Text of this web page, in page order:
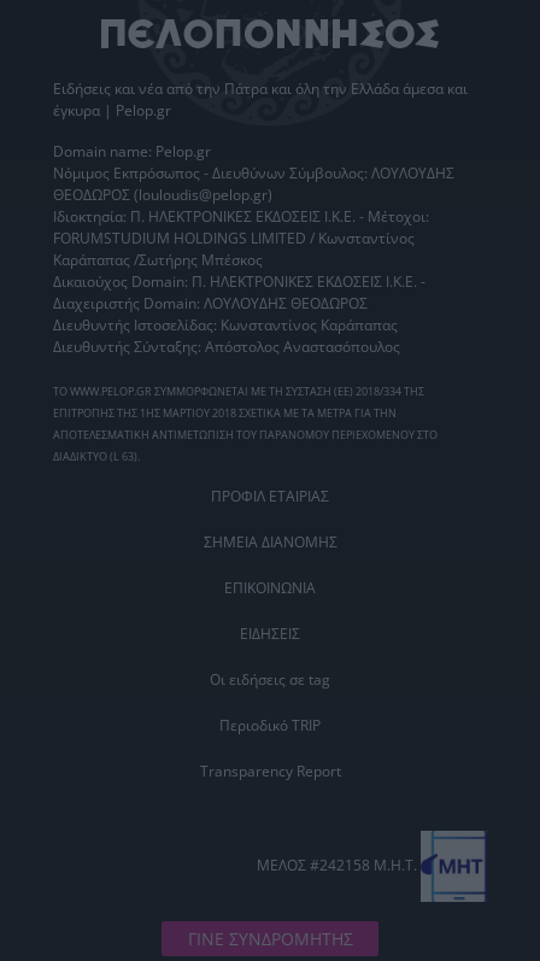
Ειδήσεις και νέα από την Πάτρα και όλη την Ελλάδα άμεσα και
έγκυρα | Pelop.gr
Domain name: Pelop.gr
Νόμιμος Εκπρόσωπος - Διευθύνων Σύμβουλος: ΛΟΥΛΟΥΔΗΣ
ΘΕΟΔΩΡΟΣ (louloudis@pelop.gr)
Ιδιοκτησία: Π. ΗΛΕΚΤΡΟΝΙΚΕΣ ΕΚΔΟΣΕΙΣ Ι.Κ.Ε. - Μέτοχοι:
FORUMSTUDIUM HOLDINGS LIMITED / Κωνσταντίνος
Καράπαπας /Σωτήρης Μπέσκος
Δικαιούχος Domain: Π. ΗΛΕΚΤΡΟΝΙΚΕΣ ΕΚΔΟΣΕΙΣ Ι.Κ.Ε. -
Διαχειριστής Domain: ΛΟΥΛΟΥΔΗΣ ΘΕΟΔΩΡΟΣ
Διευθυντής Ιστοσελίδας: Κωνσταντίνος Καράπαπας
Διευθυντής Σύνταξης: Απόστολος Αναστασόπουλος
ΤΟ WWW.PELOP.GR ΣΥΜΜΟΡΦΩΝΕΤΑΙ ΜΕ ΤΗ ΣΥΣΤΑΣΗ (ΕΕ) 2018/334 ΤΗΣ
ΕΠΙΤΡΟΠΗΣ ΤΗΣ 1ΗΣ ΜΑΡΤΙΟΥ 2018 ΣΧΕΤΙΚΑ ΜΕ ΤΑ ΜΕΤΡΑ ΓΙΑ ΤΗΝ
ΑΠΟΤΕΛΕΣΜΑΤΙΚΗ ΑΝΤΙΜΕΤΩΠΙΣΗ ΤΟΥ ΠΑΡΑΝΟΜΟΥ ΠΕΡΙΕΧΟΜΕΝΟΥ ΣΤΟ
ΔΙΑΔΙΚΤΥΟ (L 63).
ΠΡΟΦΙΛ ΕΤΑΙΡΙΑΣ
ΣΗΜΕΙΑ ΔΙΑΝΟΜΗΣ
ΕΠΙΚΟΙΝΩΝΙΑ
ΕΙΔΗΣΕΙΣ
Οι ειδήσεις σε tag
Περιοδικό TRIP
Transparency Report
ΓΙΝΕ ΣΥΝΔΡΟΜΗΤΗΣ
ΜΕΛΟΣ #242158 Μ.Η.Τ.